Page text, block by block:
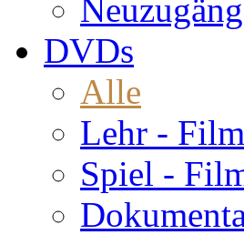
DVDs
Alle
Lehr -
Spiel -